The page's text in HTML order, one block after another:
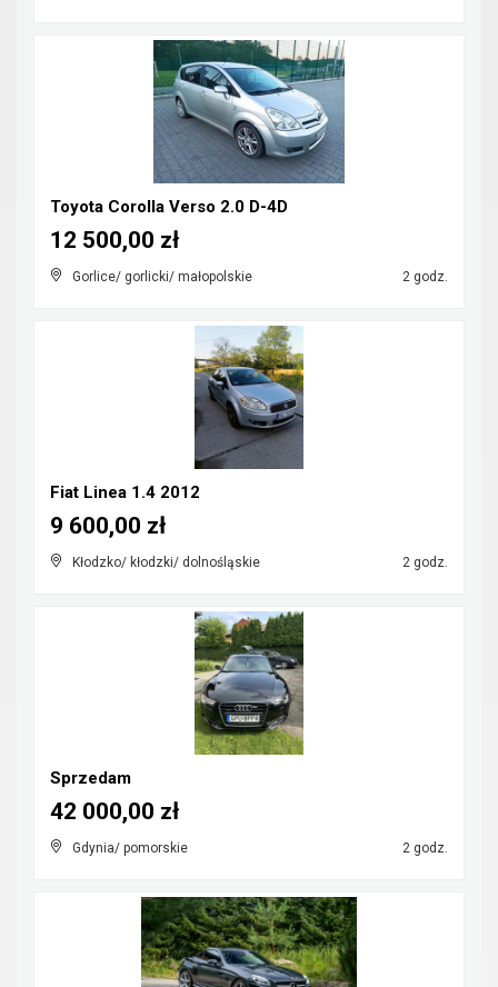
Toyota Corolla Verso 2.0 D-4D
Gorlice/ gorlicki/ małopolskie 2 godz.
12 500,00 zł
Fiat Linea 1.4 2012
Kłodzko/ kłodzki/ dolnośląskie 2 godz.
9 600,00 zł
Sprzedam
Gdynia/ pomorskie 2 godz.
42 000,00 zł